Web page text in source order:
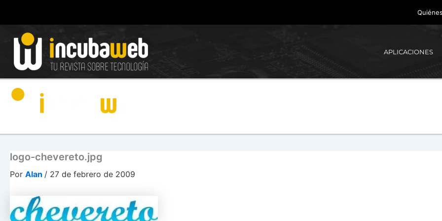
contenido
APLICACIONES
logo-chevereto.jpg
Por Alan / 27 de febrero de 2009